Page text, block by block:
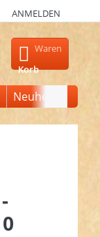
ANMELDEN
Sie die
Waren
Korb
Neuheiten